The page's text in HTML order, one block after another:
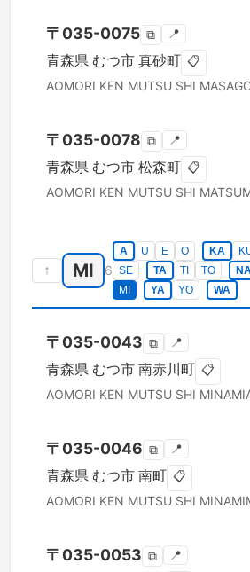
〒 035-0075 ⧉ 📍
青森県 むつ市 真砂町 📋
AOMORI KEN MUTSU SHI
〒 035-0078 ⧉ 📍
青森県 むつ市 松森町 📋
AOMORI KEN MUTSU SHI
↑ MI 6
A U E O KA
SE
TA TI TO
MI
YA YO WA
〒 035-0043 ⧉ 📍
青森県 むつ市 南赤川町 📋
AOMORI KEN MUTSU SHI
〒 035-0046 ⧉ 📍
青森県 むつ市 南町 📋
AOMORI KEN MUTSU SHI
〒 035-0053 ⧉ 📍